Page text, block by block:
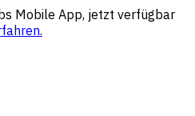
Mobile App, jetzt verfügbar